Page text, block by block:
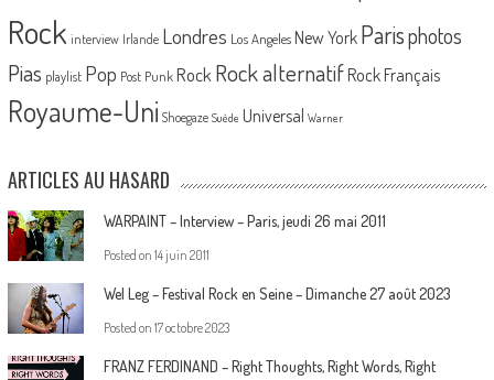
Rock interview Irlande Londres Los Angeles New York Parisphotos
Pias playlist Pop Post Punk Rock Rock alternatif Rock Français
Royaume-Uni Shoegaze Suède Universal Warner
ARTICLES AU HASARD
WARPAINT – Interview – Paris, jeudi 26 mai 2011
Posted on 14 juin 2011
Wel Leg – Festival Rock en Seine – Dimanche 27 août 2023
Posted on 17 octobre 2023
FRANZ FERDINAND – Right Thoughts, Right Words, Right